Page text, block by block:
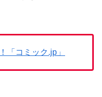
「コミック.jp」